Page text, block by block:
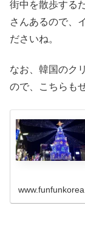
街中を散歩する
さんあるので、
ださいね。
なお、韓国のク
ので、こちらも